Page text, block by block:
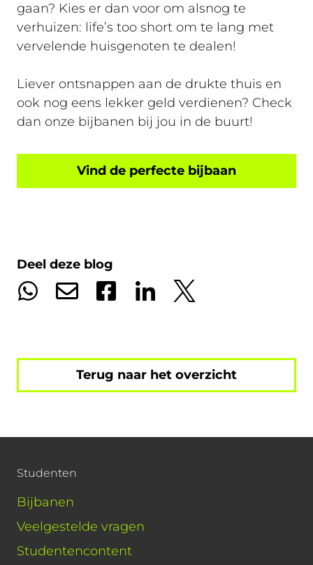
gaan? Kies er dan voor om alsnog te
verhuizen: life’s too short om te lang met
vervelende huisgenoten te dealen!
Liever ontsnappen aan de drukte thuis en
ook nog eens lekker geld verdienen? Check
dan onze bijbanen bij jou in de buurt!
Vind de perfecte bijbaan
Deel deze blog
Terug naar het overzicht
Studenten
Bijbanen
Veelgestelde vragen
Studentencontent